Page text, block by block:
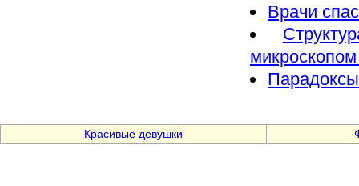
Врачи
Красивые девушки